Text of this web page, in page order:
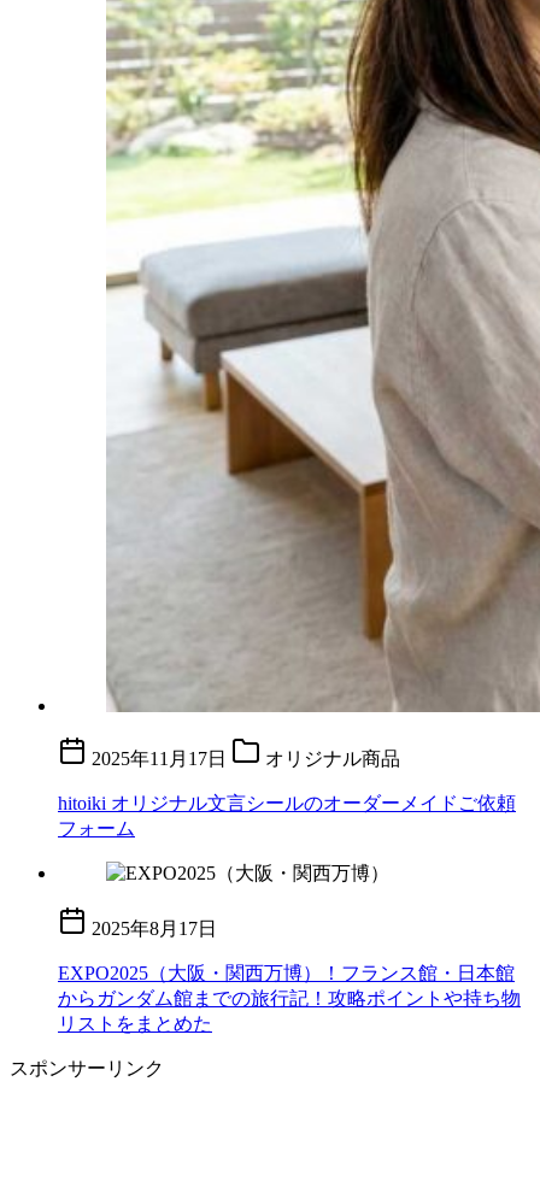
2025年11月17日 オリジナル商品
hitoiki オリジナル文言シールのオーダーメイドご依頼
フォーム
2025年8月17日
EXPO2025（大阪・関西万博）！フランス館・日本館
からガンダム館までの旅行記！攻略ポイントや持ち物
リストをまとめた
スポンサーリンク